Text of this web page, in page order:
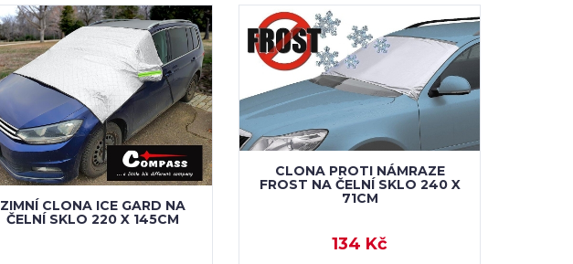
ZIMNÍ CLONA ICE GARD NA
ČELNÍ SKLO 220 X 145CM
CLONA PROTI NÁMRAZE
FROST NA ČELNÍ SKLO 240 X
71CM
134 Kč